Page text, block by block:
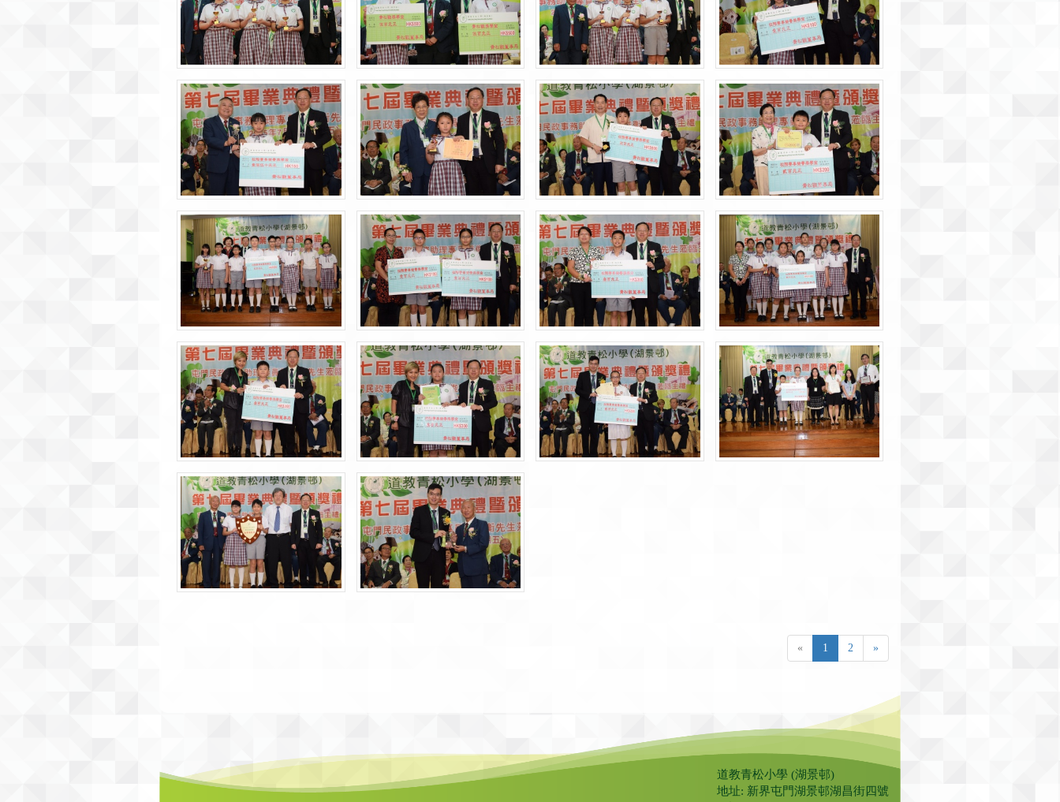
« 1 2 »
道教青松小學 (湖景邨)
地址: 新界屯門湖景邨湖昌街四號